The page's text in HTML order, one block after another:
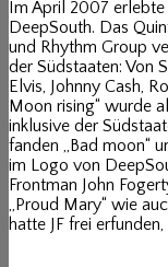
Im April 2007 erlebte
DeepSouth. Das
und Rhythm Group
der Südstaaten: Von
Elvis, Johnny Cash,
Moon rising“ wurde
inklusive der
fanden „Bad moon“
im Logo von
Frontman John
„Proud Mary“ wie
hatte JF frei